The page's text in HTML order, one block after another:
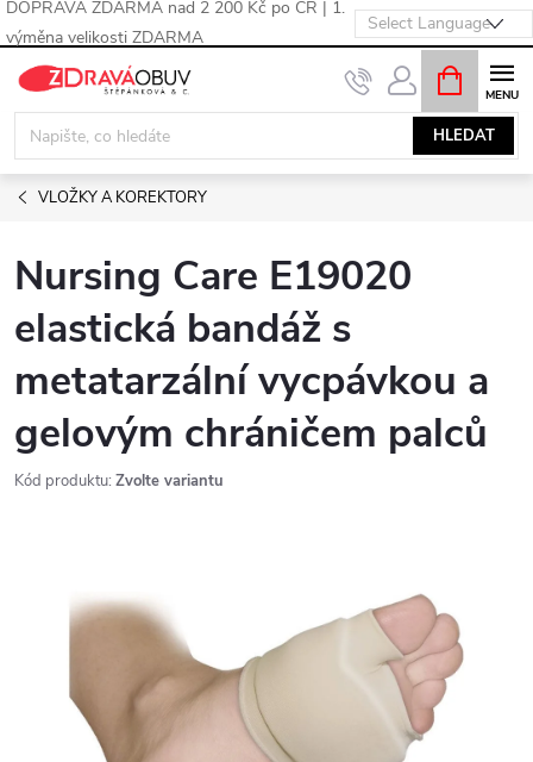
DOPRAVA ZDARMA nad 2 200 Kč po ČR | 1.
výměna velikosti ZDARMA
Přejít
obsah
HLEDAT
NÁKUPNÍ
KOŠÍK
VLOŽKY A KOREKTORY
Nursing Care E19020
elastická bandáž s
metatarzální vycpávkou a
gelovým chráničem palců
Kód produktu: Zvolte variantu